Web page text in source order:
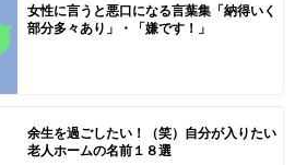
女性に言うと悪口になる言葉集「納得いく
部分多々あり」・「嫌です！」
余生を過ごしたい！（笑）自分が入りたい
老人ホームの名前１８選